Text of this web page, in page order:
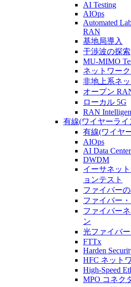
AI Testing
AIOps
Automated
RAN
基地局導入
干渉波の探索
MU-MIMO
ネットワー
非地上系ネ
オープン
ローカル 5G
RAN
有線(ワイヤーライ
有線(ワイヤ
AIOps
AI Data
DWDM
イーサネッ
ョンテスト
ファイバー
ファイバー
ファイバー
ン
光ファイバ
FTTx
Harden
HFC ネット
High-Speed
MPO コネク